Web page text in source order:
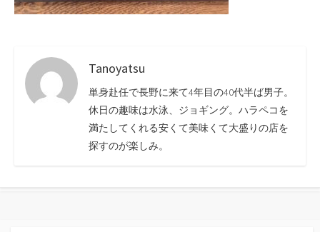
Tanoyatsu
単身赴任で長野に来て4年目の40代半ば男子。
休日の趣味は水泳、ジョギング。ハラペコを
満たしてくれる安くて美味くて大盛りの店を
探すのが楽しみ。